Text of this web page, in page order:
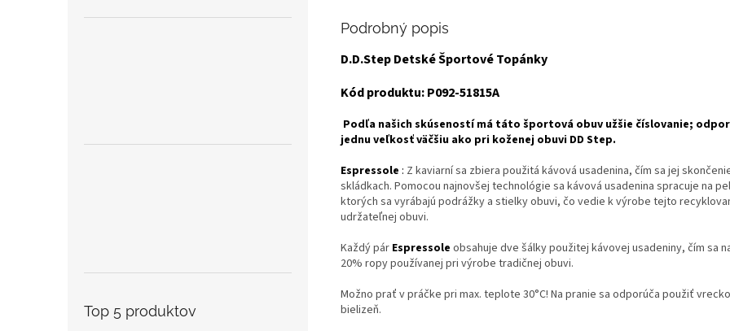
Top 5 produktov
Podrobný popis
D.D.Step Detské Športové Topánky
Kód produktu: P092-51815A
Podľa našich skúseností má táto športová obuv užšie číslovanie;
jednu veľkosť väčšiu ako pri koženej obuvi DD Step.
Espressole : Z kaviarní sa zbiera použitá kávová usadenina, čím sa jej
skládkach. Pomocou najnovšej technológie sa kávová usadenina spracuje na
ktorých sa vyrábajú podrážky a stielky obuvi, čo vedie k výrobe tejto
udržateľnej obuvi.
Každý pár Espressole obsahuje dve šálky použitej kávovej usadeniny, čím sa
20% ropy používanej pri výrobe tradičnej obuvi.
Možno prať v práčke pri max. teplote 30°C! Na pranie sa odporúča použiť
bielizeň.